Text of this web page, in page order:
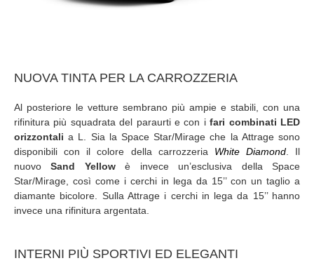
NUOVA TINTA PER LA CARROZZERIA
Al posteriore le vetture sembrano più ampie e stabili, con una
rifinitura più squadrata del paraurti e con ifari combinati LED
orizzontali a L. Sia la Space Star/Mirage che la Attrage sono
disponibili con il colore della carrozzeria White Diamond. Il
nuovoSand Yellowè invece un’esclusiva della Space
Star/Mirage, così come i cerchi in lega da 15’’ con un taglio a
diamante bicolore. Sulla Attrage i cerchi in lega da 15’’ hanno
invece una rifinitura argentata.
INTERNI PIÙ SPORTIVI ED ELEGANTI